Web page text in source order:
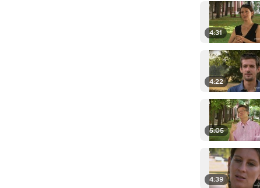
4:31
4:22
5:05
4:39